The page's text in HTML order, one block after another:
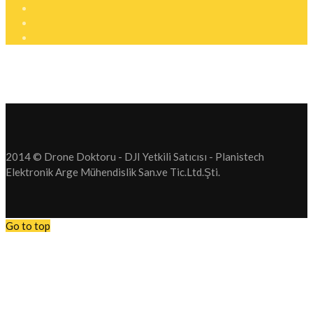
2014 © Drone Doktoru - DJI Yetkili Satıcısı - Planistech
Elektronik Arge Mühendislik San.ve Tic.Ltd.Şti.
Go to top